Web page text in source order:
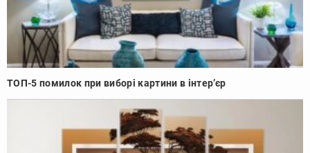
ТОП-5 помилок при виборі картини в інтер’єр